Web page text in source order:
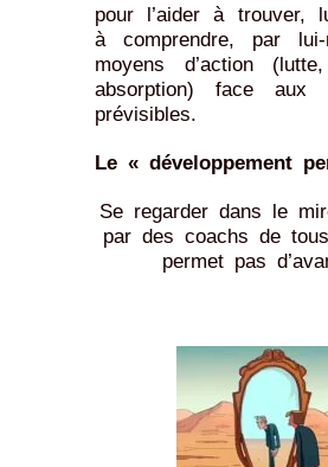
pour l’aider à trouver,
à comprendre, par lui-
moyens d’action
absorption) face aux
prévisibles.
Le « développement
Se regarder dans le
par des coachs de
permet pas